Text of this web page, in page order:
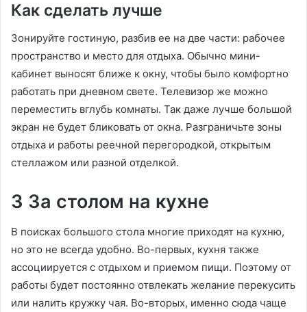
Как сделать лучше
Зонируйте гостиную, разбив ее на две части: рабочее
пространство и место для отдыха. Обычно мини-
кабинет выносят ближе к окну, чтобы было комфортно
работать при дневном свете. Телевизор же можно
переместить вглубь комнаты. Так даже лучше большой
экран не будет бликовать от окна. Разграничьте зоны
отдыха и работы реечной перегородкой, открытым
стеллажом или разной отделкой.
3 За столом на кухне
В поисках большого стола многие приходят на кухню,
но это не всегда удобно. Во-первых, кухня также
ассоциируется с отдыхом и приемом пищи. Поэтому от
работы будет постоянно отвлекать желание перекусить
или налить кружку чая. Во-вторых, именно сюда чаще